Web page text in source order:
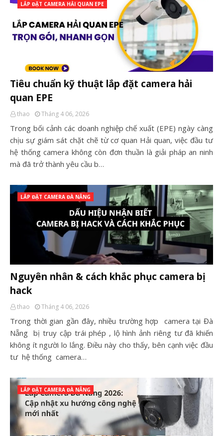
LẮP ĐẶT CAMERA HẢI QUAN EPE
Tiêu chuẩn kỹ thuật lắp đặt camera hải
quan EPE
thao Tháng 4 06, 2026
Trong bối cảnh các doanh nghiệp chế xuất (EPE) ngày càng
chịu sự giám sát chặt chẽ từ cơ quan Hải quan, việc đầu tư
hệ thống camera không còn đơn thuần là giải pháp an ninh
mà đã trở thành yêu cầu b…
LẮP ĐẶT CAMERA ĐÀ NẴNG
Nguyên nhân & cách khắc phục camera bị
hack
thao Tháng 4 06, 2026
Trong thời gian gần đây, nhiều trường hợp camera tại Đà
Nẵng bị truy cập trái phép , lộ hình ảnh riêng tư đã khiến
không ít người lo lắng. Điều này cho thấy, bên cạnh việc đầu
tư hệ thống camera…
LẮP ĐẶT CAMERA ĐÀ NẴNG